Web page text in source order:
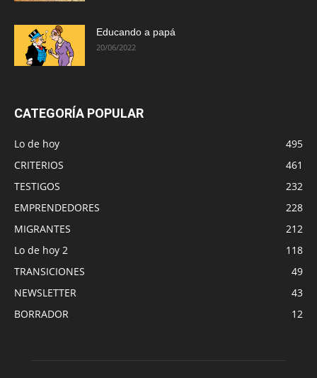
Educando a papá
20/06/2022
CATEGORÍA POPULAR
Lo de hoy
495
CRITERIOS
461
TESTIGOS
232
EMPRENDEDORES
228
MIGRANTES
212
Lo de hoy 2
118
TRANSICIONES
49
NEWSLETTER
43
BORRADOR
12